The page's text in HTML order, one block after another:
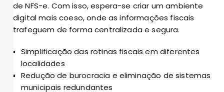
de NFS-e. Com isso, espera-se criar um ambiente
digital mais coeso, onde as informações fiscais
trafeguem de forma centralizada e segura.
Simplificação das rotinas fiscais em diferentes
localidades
Redução de burocracia e eliminação de sistemas
municipais redundantes